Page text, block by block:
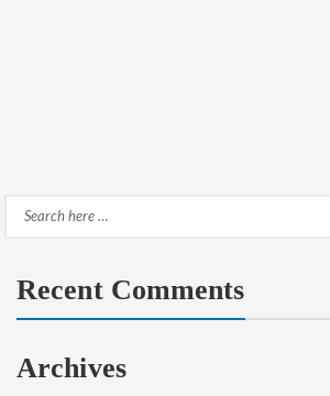
Search
Recent Comments
Archives